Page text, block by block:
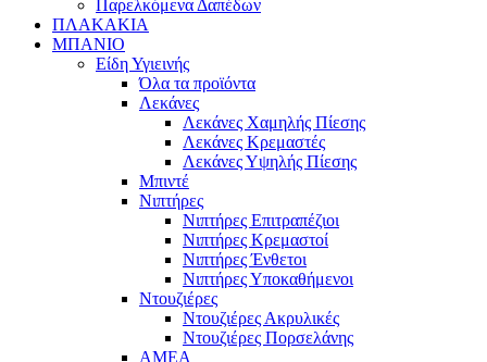
Παρελκόμενα Δαπέδων
ΠΛΑΚΑΚΙΑ
ΜΠΑΝΙΟ
Είδη Υγιεινής
Όλα τα προϊόντα
Λεκάνες
Λεκάνες Χαμηλής Πίεσης
Λεκάνες Κρεμαστές
Λεκάνες Υψηλής Πίεσης
Μπιντέ
Νιπτήρες
Νιπτήρες Επιτραπέζιοι
Νιπτήρες Κρεμαστοί
Νιπτήρες Ένθετοι
Νιπτήρες Υποκαθήμενοι
Ντουζιέρες
Ντουζιέρες Ακρυλικές
Ντουζιέρες Πορσελάνης
ΑΜΕΑ